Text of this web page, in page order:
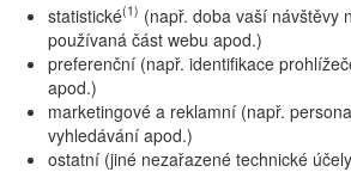
statistické(1) (např. doba vaší návštěvy
používaná část webu apod.)
preferenční (např. identifikace
apod.)
marketingové a reklamní (např.
vyhledávání apod.)
ostatní (jiné nezařazené technické